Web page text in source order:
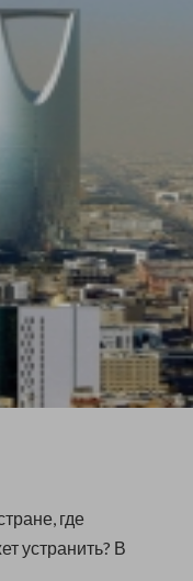
где
устранить? В